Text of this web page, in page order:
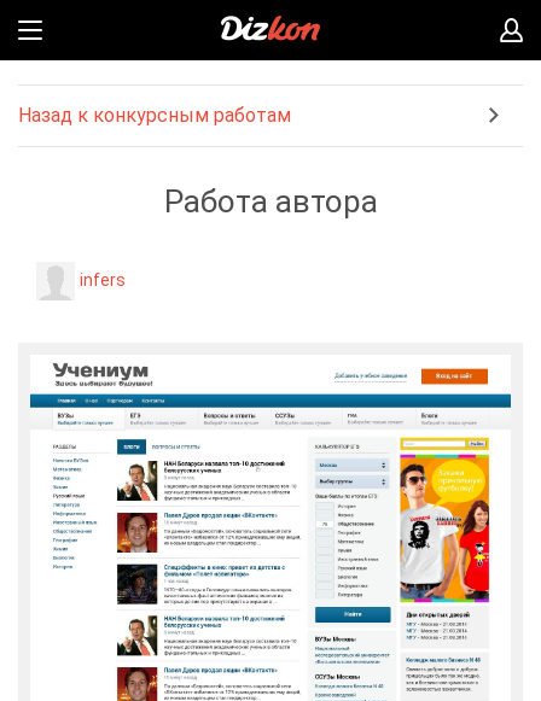
Назад к конкурсным работам
Работа автора
infers